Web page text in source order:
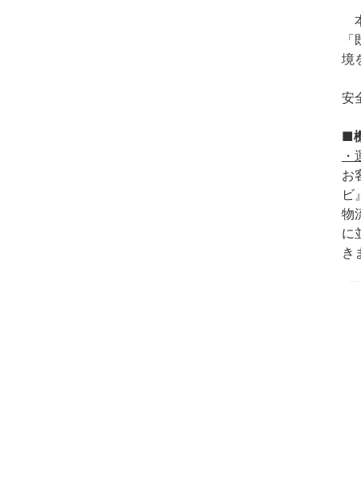
境
安
■
お
ビ
物
に
き